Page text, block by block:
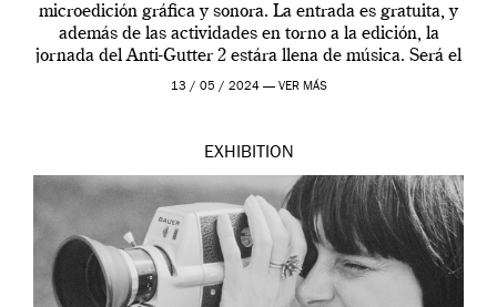
microedición gráfica y sonora. La entrada es gratuita, y
además de las actividades en torno a la edición, la
jornada del Anti-Gutter 2 estára llena de música. Será el
[…]
13 / 05 / 2024 — VER MÁS
EXHIBITION